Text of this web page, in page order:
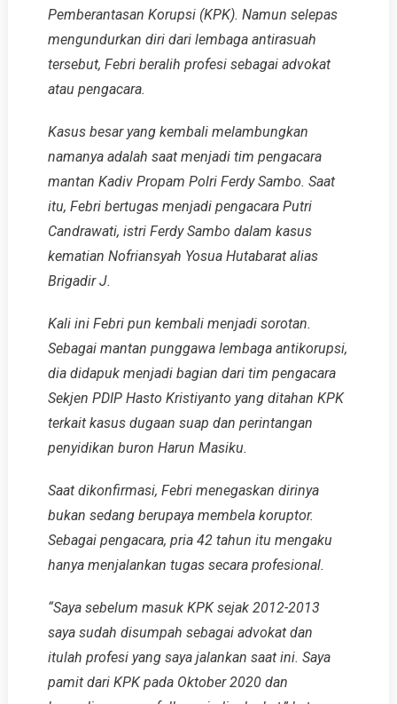
Pemberantasan Korupsi (KPK). Namun selepas
mengundurkan diri dari lembaga antirasuah
tersebut, Febri beralih profesi sebagai advokat
atau pengacara.
Kasus besar yang kembali melambungkan
namanya adalah saat menjadi tim pengacara
mantan Kadiv Propam Polri Ferdy Sambo. Saat
itu, Febri bertugas menjadi pengacara Putri
Candrawati, istri Ferdy Sambo dalam kasus
kematian Nofriansyah Yosua Hutabarat alias
Brigadir J.
Kali ini Febri pun kembali menjadi sorotan.
Sebagai mantan punggawa lembaga antikorupsi,
dia didapuk menjadi bagian dari tim pengacara
Sekjen PDIP Hasto Kristiyanto yang ditahan KPK
terkait kasus dugaan suap dan perintangan
penyidikan buron Harun Masiku.
Saat dikonfirmasi, Febri menegaskan dirinya
bukan sedang berupaya membela koruptor.
Sebagai pengacara, pria 42 tahun itu mengaku
hanya menjalankan tugas secara profesional.
“Saya sebelum masuk KPK sejak 2012-2013
saya sudah disumpah sebagai advokat dan
itulah profesi yang saya jalankan saat ini. Saya
pamit dari KPK pada Oktober 2020 dan